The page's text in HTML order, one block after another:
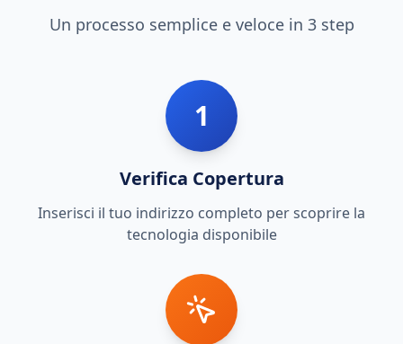
Un processo semplice e veloce in 3 step
1
Verifica Copertura
Inserisci il tuo indirizzo completo per scoprire la
tecnologia disponibile